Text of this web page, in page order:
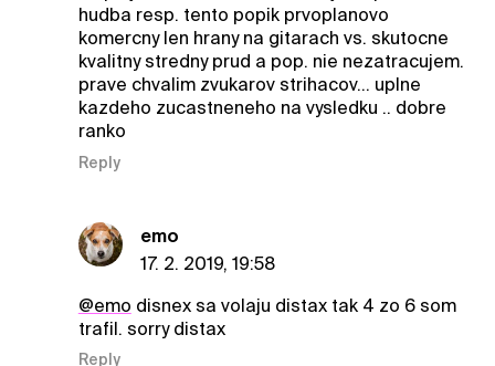
hudba resp. tento popik prvoplanovo
komercny len hrany na gitarach vs. skutocne
kvalitny stredny prud a pop. nie nezatracujem.
prave chvalim zvukarov strihacov... uplne
kazdeho zucastneneho na vysledku .. dobre
ranko
Reply
emo
17. 2. 2019, 19:58
@emo disnex sa volaju distax tak 4 zo 6 som
trafil. sorry distax
Reply